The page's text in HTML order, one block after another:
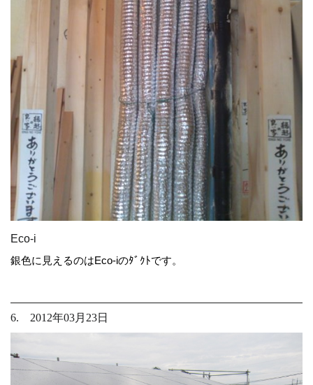
Eco-i
銀色に見えるのはEco-iのﾀﾞｸﾄです。
6. 2012年03月23日